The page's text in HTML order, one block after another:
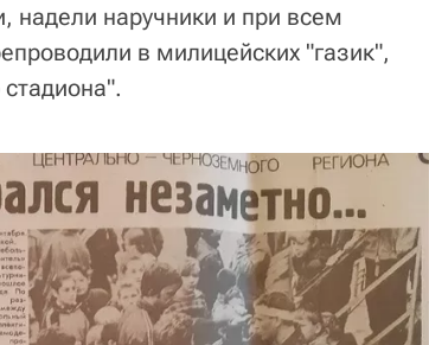
надели наручники и при всем
в милицейских "газик",